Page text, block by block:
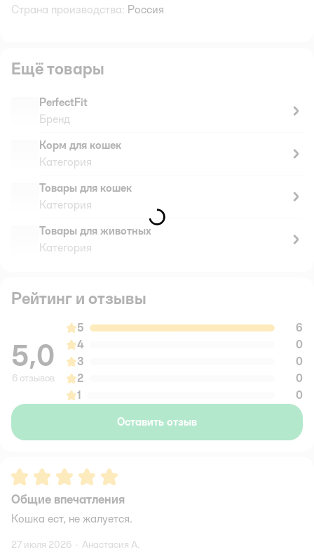
Страна производства: Россия
Ещё товары
PerfectFit
Бренд
Корм для кошек
Категория
Товары для кошек
Категория
Товары для животных
Категория
Рейтинг и отзывы
5,0
6 отзывов
5
6
4
0
3
0
2
0
1
0
Оставить отзыв
Рейтинг:5
Общие впечатления
Кошка ест, не жалуется.
27 июля 2026 · Анастасия А.